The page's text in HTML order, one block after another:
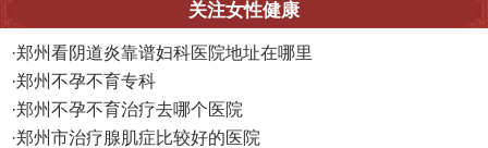
关注女性健康
·郑州看阴道炎靠谱妇科医院地址在哪里
·郑州不孕不育专科
·郑州不孕不育治疗去哪个医院
·郑州市治疗腺肌症比较好的医院